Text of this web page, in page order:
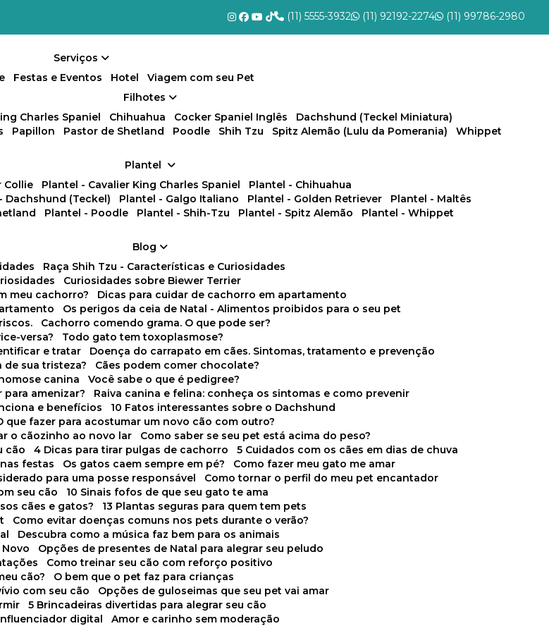
(11) 5555-3932 (11) 92192-2274 (11) 99786-2980
Plantel
Collie Plantel - Cavalier King Charles Spaniel
Plantel - Chihuahua
- Dachshund (Teckel) Plantel - Galgo Italiano Plantel - Golden Retriever
Plantel - Maltês
Plantel - Poodle Plantel - Shih-Tzu Plantel - Spitz Alemão
Plantel - Whippet
Blog
Raça Shih Tzu - Características e Curiosidades
Curiosidades sobre Biewer Terrier
meu cachorro?
Dicas para cuidar de cachorro em apartamento
Os perigos da ceia de Natal - Alimentos proibidos para o seu pet
Cachorro comendo grama. O que pode ser?
versa?
Todo gato tem toxoplasmose?
e tratar
Doença do carrapato em cães. Sintomas, tratamento e prevenção
de sua tristeza?
Cães podem comer chocolate?
canina
Você sabe o que é pedigree?
para amenizar?
Raiva canina e felina: conheça os sintomas e como prevenir
e benefícios
10 Fatos interessantes sobre o Dachshund
O que fazer para acostumar um novo cão com outro?
o cãozinho ao novo lar
Como saber se seu pet está acima do peso?
cão
4 Dicas para tirar pulgas de cachorro
5 Cuidados com os cães em dias de chuva
festas
Os gatos caem sempre em pé?
Como fazer meu gato me amar
para uma posse responsável
Como tornar o perfil do meu pet encantador
seu cão
10 Sinais fofos de que seu gato te ama
cães e gatos?
13 Plantas seguras para quem tem pets
Como evitar doenças comuns nos pets durante o verão?
Descubra como a música faz bem para os animais
Opções de presentes de Natal para alegrar seu peludo
Como treinar seu cão com reforço positivo
cão?
O bem que o pet faz para crianças
com seu cão
Opções de guloseimas que seu pet vai amar
5 Brincadeiras divertidas para alegrar seu cão
digital
Amor e carinho sem moderação
Serviços
Festas e Eventos Hotel
Viagem com seu Pet
Filhotes
Charles Spaniel Chihuahua Cocker Spaniel Inglês
Dachshund (Teckel Miniatura)
Papillon Pastor de Shetland Poodle Shih Tzu Spitz Alemão (Lulu da Pomerania)
Whippet